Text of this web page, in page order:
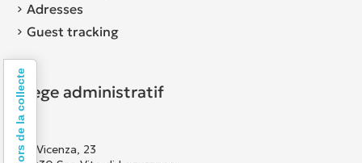
Adresses
Guest tracking
Siège administratif
Via Vicenza, 23